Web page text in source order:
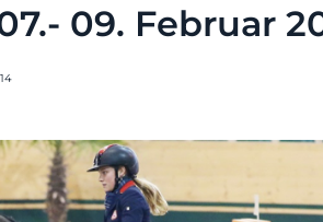
09. Februar